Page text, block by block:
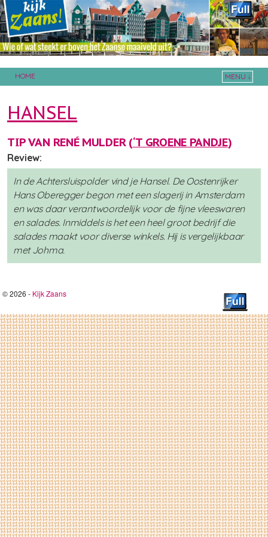
HOME
MENU ↓
HANSEL
TIP VAN RENÉ MULDER (‘T GROENE PANDJE)
Review:
In de Achtersluispolder vind je Hansel. De Oostenrijker
Hans Oberegger begon met een slagerij in Amsterdam
en was daar verantwoordelijk voor de fijne vleeswaren
en salades. Inmiddels is het een heel groot bedrijf die
salades maakt voor diverse winkels. Hij is vergelijkbaar
met Johma.
© 2026 - Kijk Zaans